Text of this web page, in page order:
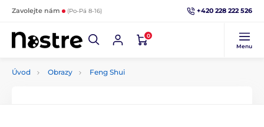
Zavolejte nám (Po-Pá 8-16) +420 228 222 526
0
Menu
Úvod Obrazy Feng Shui